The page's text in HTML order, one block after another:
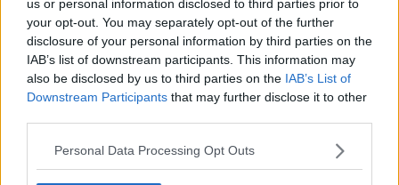
us or personal information disclosed to third parties prior to
your opt-out. You may separately opt-out of the further
disclosure of your personal information by third parties on the
IAB’s list of downstream participants. This information may
also be disclosed by us to third parties on the IAB’s List of
Downstream Participants that may further disclose it to other
Personal Data Processing Opt Outs